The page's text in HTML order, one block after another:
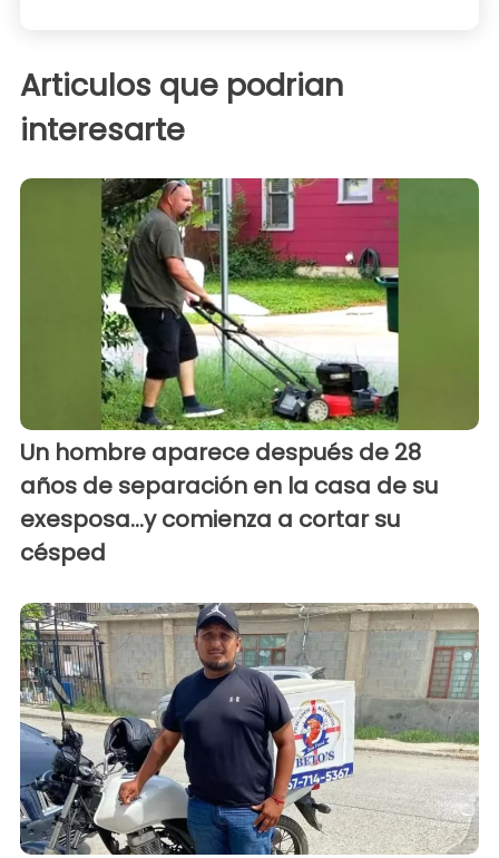
Articulos que podrian
interesarte
Un hombre aparece después de 28
años de separación en la casa de su
exesposa...y comienza a cortar su
césped